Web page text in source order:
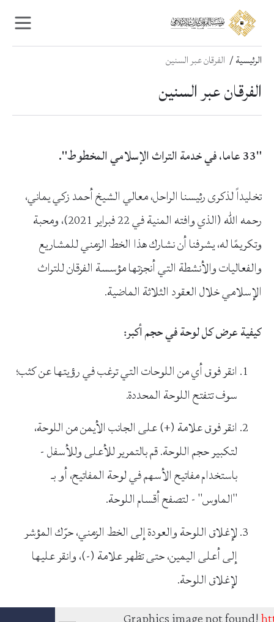
content
navigation
الرئيسية الفرقان عبر السنين
الفرقان عبر السنين
"33 عاما، في خدمة التراث الإسلامي المخطوط".
تخليداً لذكرى رئيسنا الراحل، معالي الشيخ أحمد زكي يماني،
رحمه الله (الذي وافته المنية في 22 فبراير 2021)، ومحبة
وتكريمًا له، يشرفنا أن نشارك هذا الخط الزمني للمشاريع
والفعاليات والأنشطة التي أنجزتها مؤسسة الفرقان للتراث
الإسلامي خلال العقود الثلاثة الماضية.
كيفية عرض كل لوحة في حجم أكبر:
انقر فوق أي من اللوحات التي ترغب في رؤيتها عن كثب؛
سوف تتفتح اللوحة المحددة.
انقر فوق علامة (+) على الجانب الأيمن من اللوحة،
لتكبير حجم اللوحة. قم بالتمرير للأعلى وللأسفل -
باستخدام مفاتيح الأسهم في لوحة المفاتيح، أو بـ
"الماوس" - لتصفح أقسام اللوحة.
لإغلاق اللوحة والعودة إلى الخط الزمني، حرّك المؤشر
إلى أعلى اليمين، حتى تظهر علامة (-)، وانقر عليها
لإغلاق اللوحة.